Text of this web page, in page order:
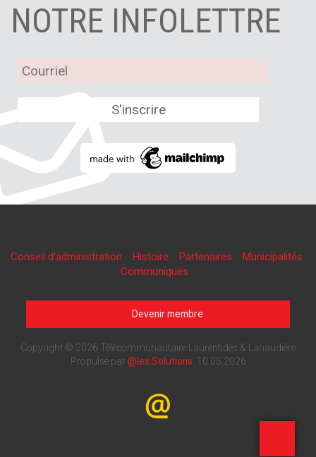
NOTRE INFOLETTRE
Conseil d'administration Histoire Partenaires
Municipalités
Communiqués
Devenir membre
Copyright © 2026 Télécommunautaire Laurentides & Lanaudière
Propulsé par @lex Solutions. 10.05.2026